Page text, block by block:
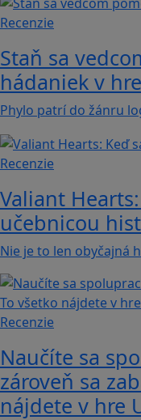
Recenzie
Staň sa
hádaniek v
Phylo patrí do žánru
Recenzie
Valiant
učebnicou
Nie je to len obyčajná
Recenzie
Naučíte sa
zároveň sa
nájdete v hre